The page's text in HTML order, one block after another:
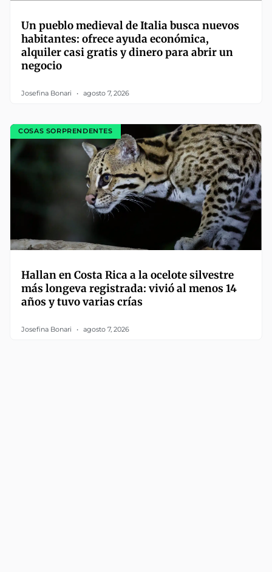
Un pueblo medieval de Italia busca nuevos
habitantes: ofrece ayuda económica,
alquiler casi gratis y dinero para abrir un
negocio
Josefina Bonari agosto 7, 2026
COSAS SORPRENDENTES
Hallan en Costa Rica a la ocelote silvestre
más longeva registrada: vivió al menos 14
años y tuvo varias crías
Josefina Bonari agosto 7, 2026